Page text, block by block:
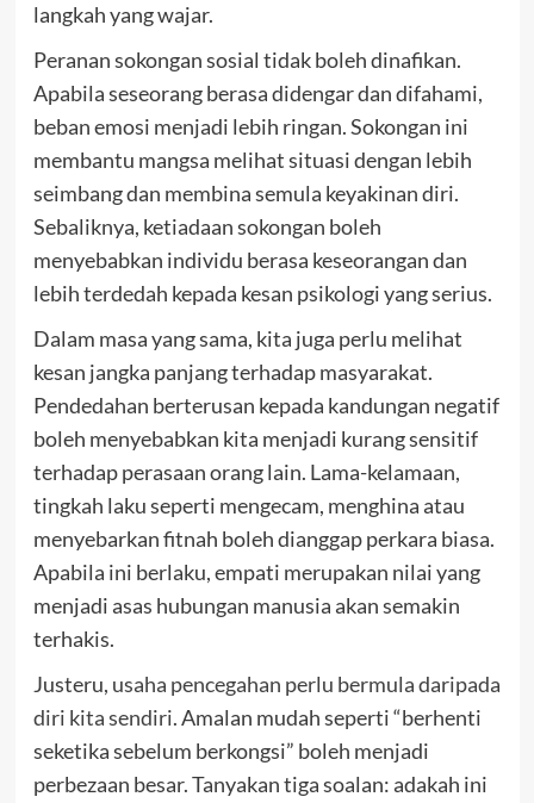
langkah yang wajar.
Peranan sokongan sosial tidak boleh dinafikan.
Apabila seseorang berasa didengar dan difahami,
beban emosi menjadi lebih ringan. Sokongan ini
membantu mangsa melihat situasi dengan lebih
seimbang dan membina semula keyakinan diri.
Sebaliknya, ketiadaan sokongan boleh
menyebabkan individu berasa keseorangan dan
lebih terdedah kepada kesan psikologi yang serius.
Dalam masa yang sama, kita juga perlu melihat
kesan jangka panjang terhadap masyarakat.
Pendedahan berterusan kepada kandungan negatif
boleh menyebabkan kita menjadi kurang sensitif
terhadap perasaan orang lain. Lama-kelamaan,
tingkah laku seperti mengecam, menghina atau
menyebarkan fitnah boleh dianggap perkara biasa.
Apabila ini berlaku, empati merupakan nilai yang
menjadi asas hubungan manusia akan semakin
terhakis.
Justeru, usaha pencegahan perlu bermula daripada
diri kita sendiri. Amalan mudah seperti “berhenti
seketika sebelum berkongsi” boleh menjadi
perbezaan besar. Tanyakan tiga soalan: adakah ini